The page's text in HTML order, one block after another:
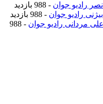
نصر رادیو جوان - 988 بازدید
رادیو جوان - 988 بازدید
مردانی رادیو جوان
- 988